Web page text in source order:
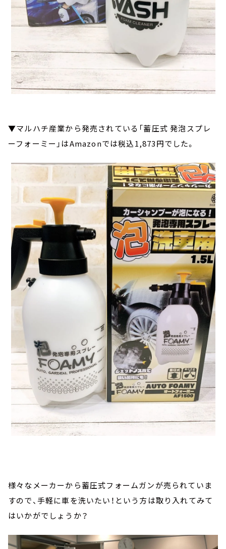
▼マルハチ産業から発売されている「蓄圧式 発泡スプレ
ーフォーミー」はAmazonでは税込1,873円でした。
様々なメーカーから蓄圧式フォームガンが売られていま
すので、手軽に車を洗いたい！という方は取り入れてみて
はいかがでしょうか？